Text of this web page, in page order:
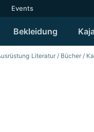
Events
Bekleidung
›Literatur / Bücher /